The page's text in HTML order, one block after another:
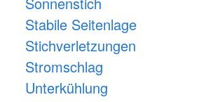
Stabile Seitenlage
Stichverletzungen
Stromschlag
Unterkühlung